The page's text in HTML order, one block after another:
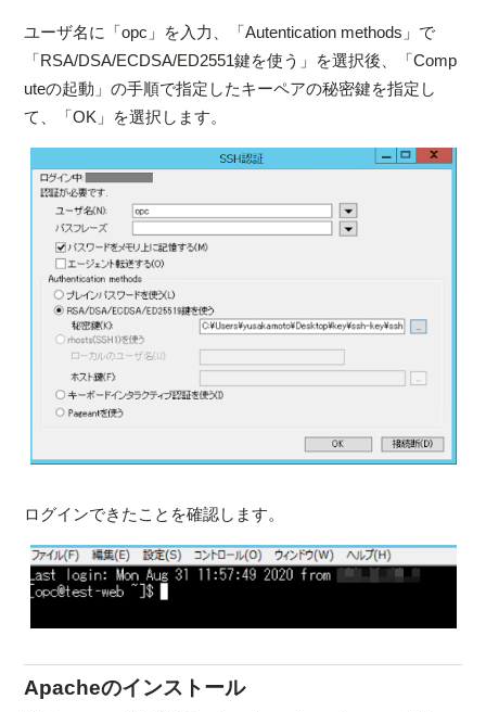
ユーザ名に「opc」を入力、「Autentication methods」で
「RSA/DSA/ECDSA/ED2551鍵を使う」を選択後、「Comp
uteの起動」の手順で指定したキーペアの秘密鍵を指定し
て、「OK」を選択します。
ログインできたことを確認します。
Apacheのインストール